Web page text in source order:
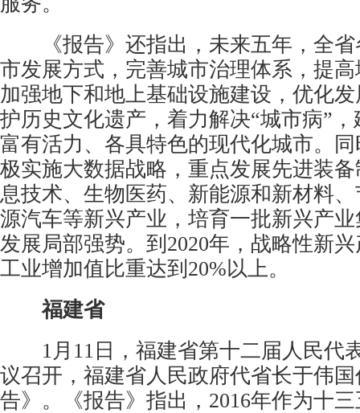
《报告》还指出，未来五年，全省
市发展方式，完善城市治理体系，提
加强地下和地上基础设施建设，优化
护历史文化遗产，着力解决“城市病”
富有活力、各具特色的现代化城市。
极实施大数据战略，重点发展先进装
息技术、生物医药、新能源和新材料
源汽车等新兴产业，培育一批新兴产
发展局部强势。到2020年，战略性新
工业增加值比重达到20%以上。
福建省
1月11日，福建省第十二届人民代
议召开，福建省人民政府代省长于伟
告》。《报告》指出，2016年作为十